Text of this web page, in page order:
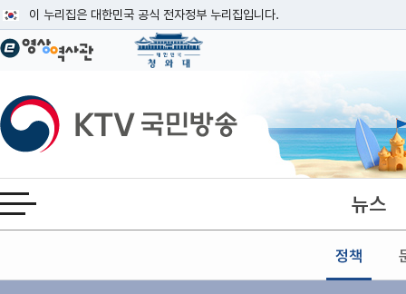
이 누리집은 대한민국 공식 전자정부 누리집입니다.
공식 누리집 주소 확인하기
이밖에 or.kr 또는 .kr등 다른 도메인 주소를 사용하고 있다면 아래 URL에서
운영중인 공식 누리집보기
KTV국민방송
전체메뉴 열기 뉴스
정책
본문